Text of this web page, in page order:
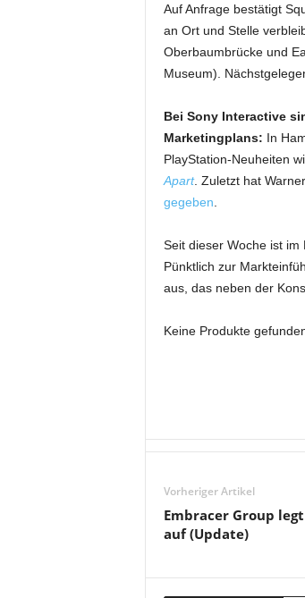
Auf Anfrage bestätigt
an Ort und Stelle
Oberbaumbrücke und
Museum).
Bei Sony Interactive
Marketingplans: In
PlayStation-Neuheiten
Apart. Zuletzt hat
gegeben
Seit dieser Woche ist im
Pünktlich zur
aus, das neben der
Keine Produkte
Vorheriger Artikel
Embracer Group
auf (Update)